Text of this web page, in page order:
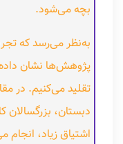
بچه می‌شود.
به‌نظر می‌رسد که
پژوهش‌ها نشان
تقلید می‌کنیم. در
دبستان، بزرگسالان
اشتیاق زیاد،